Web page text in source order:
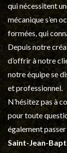
qui nécessitent
mécanique s’en
formées, qui
Depuis notre
d’offrir à notre
notre équipe se
et professionnel.
N’hésitez pas à
pour toute
également
Saint-Jean-